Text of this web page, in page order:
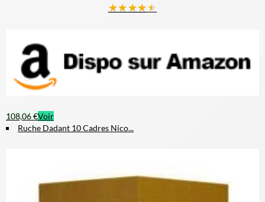
★★★★★
108,06 €Voir
Ruche Dadant 10 Cadres Nico...